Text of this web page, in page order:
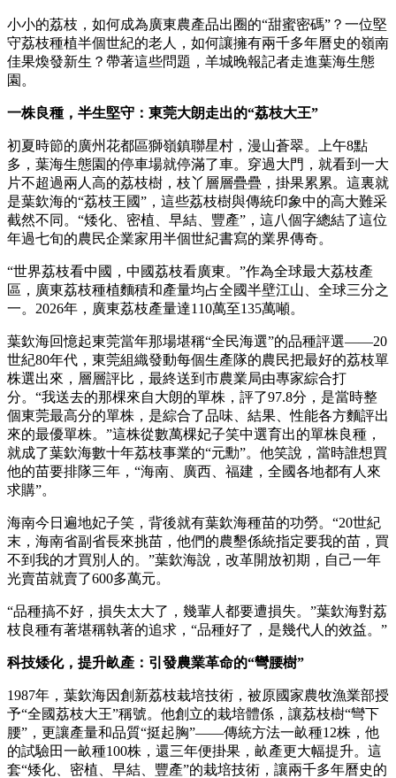
小小的荔枝，如何成為廣東農產品出圈的“甜蜜密碼”？一位堅
守荔枝種植半個世紀的老人，如何讓擁有兩千多年曆史的嶺南
佳果煥發新生？帶著這些問題，羊城晚報記者走進葉海生態
園。
一株良種，半生堅守：東莞大朗走出的“荔枝大王”
初夏時節的廣州花都區獅嶺鎮聯星村，漫山蒼翠。上午8點
多，葉海生態園的停車場就停滿了車。穿過大門，就看到一大
片不超過兩人高的荔枝樹，枝丫層層疊疊，掛果累累。這裏就
是葉欽海的“荔枝王國”，這些荔枝樹與傳統印象中的高大難采
截然不同。“矮化、密植、早結、豐產”，這八個字總結了這位
年過七旬的農民企業家用半個世紀書寫的業界傳奇。
“世界荔枝看中國，中國荔枝看廣東。”作為全球最大荔枝產
區，廣東荔枝種植麵積和產量均占全國半壁江山、全球三分之
一。2026年，廣東荔枝產量達110萬至135萬噸。
葉欽海回憶起東莞當年那場堪稱“全民海選”的品種評選——20
世紀80年代，東莞組織發動每個生產隊的農民把最好的荔枝單
株選出來，層層評比，最終送到市農業局由專家綜合打
分。“我送去的那棵來自大朗的單株，評了97.8分，是當時整
個東莞最高分的單株，是綜合了品味、結果、性能各方麵評出
來的最優單株。”這株從數萬棵妃子笑中選育出的單株良種，
就成了葉欽海數十年荔枝事業的“元勳”。他笑說，當時誰想買
他的苗要排隊三年，“海南、廣西、福建，全國各地都有人來
求購”。
海南今日遍地妃子笑，背後就有葉欽海種苗的功勞。“20世紀
末，海南省副省長來挑苗，他們的農墾係統指定要我的苗，買
不到我的才買別人的。”葉欽海說，改革開放初期，自己一年
光賣苗就賣了600多萬元。
“品種搞不好，損失太大了，幾輩人都要遭損失。”葉欽海對荔
枝良種有著堪稱執著的追求，“品種好了，是幾代人的效益。”
科技矮化，提升畝產：引發農業革命的“彎腰樹”
1987年，葉欽海因創新荔枝栽培技術，被原國家農牧漁業部授
予“全國荔枝大王”稱號。他創立的栽培體係，讓荔枝樹“彎下
腰”，更讓產量和品質“挺起胸”——傳統方法一畝種12株，他
的試驗田一畝種100株，還三年便掛果，畝產更大幅提升。這
套“矮化、密植、早結、豐產”的栽培技術，讓兩千多年曆史的